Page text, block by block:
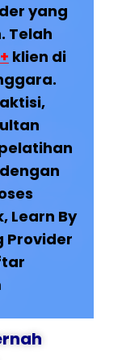
yang
Telah
klien di
Learn By
Provider